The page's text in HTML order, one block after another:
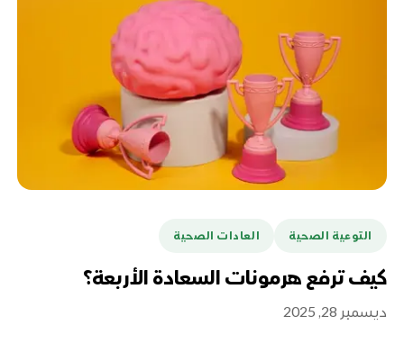
التوعية الصحية العادات الصحية
كيف ترفع هرمونات السعادة الأربعة؟
ديسمبر 28, 2025